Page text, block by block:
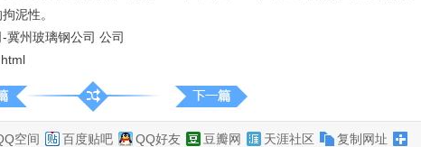
泥性。
冀州玻璃钢公司 公司
空间 百度贴吧 QQ好友 豆瓣网 天涯社区 复制网址